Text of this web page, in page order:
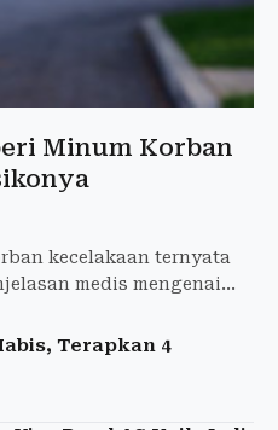
Minum Korban
kecelakaan ternyata
medis mengenai
Terapkan 4